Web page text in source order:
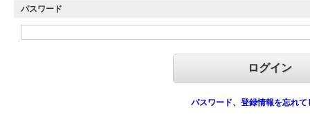
パスワード
パスワード、登録情報を忘れて